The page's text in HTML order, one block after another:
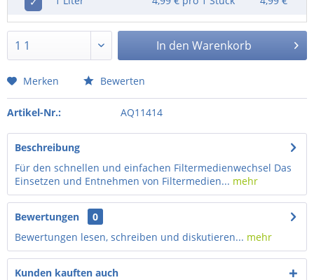
In den Warenkorb
Merken Bewerten
Artikel-Nr.: AQ11414
Beschreibung
Für den schnellen und einfachen Filtermedienwechsel Das
Einsetzen und Entnehmen von Filtermedien... mehr
Bewertungen
0
Bewertungen lesen, schreiben und diskutieren... mehr
Kunden kauften auch